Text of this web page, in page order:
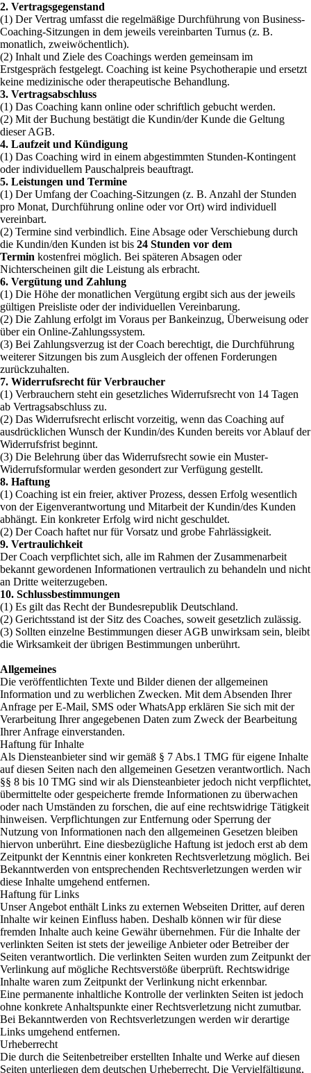
2. Vertragsgegenstand
(1) Der Vertrag umfasst die regelmäßige Durchführung von Business-
Coaching-Sitzungen in dem jeweils vereinbarten Turnus (z. B.
monatlich, zweiwöchentlich).
(2) Inhalt und Ziele des Coachings werden gemeinsam im
Erstgespräch festgelegt. Coaching ist keine Psychotherapie und ersetzt
keine medizinische oder therapeutische Behandlung.
3. Vertragsabschluss
(1) Das Coaching kann online oder schriftlich gebucht werden.
(2) Mit der Buchung bestätigt die Kundin/der Kunde die Geltung
dieser AGB.
4. Laufzeit und Kündigung
(1) Das Coaching wird in einem abgestimmten Stunden-Kontingent
oder individuellem Pauschalpreis beauftragt.
5. Leistungen und Termine
(1) Der Umfang der Coaching-Sitzungen (z. B. Anzahl der Stunden
pro Monat, Durchführung online oder vor Ort) wird individuell
vereinbart.
(2) Termine sind verbindlich. Eine Absage oder Verschiebung durch
die Kundin/den Kunden ist bis 24 Stunden vor dem
Termin kostenfrei möglich. Bei späteren Absagen oder
Nichterscheinen gilt die Leistung als erbracht.
6. Vergütung und Zahlung
(1) Die Höhe der monatlichen Vergütung ergibt sich aus der jeweils
gültigen Preisliste oder der individuellen Vereinbarung.
(2) Die Zahlung erfolgt im Voraus per Bankeinzug, Überweisung oder
über ein Online-Zahlungssystem.
(3) Bei Zahlungsverzug ist der Coach berechtigt, die Durchführung
weiterer Sitzungen bis zum Ausgleich der offenen Forderungen
zurückzuhalten.
7. Widerrufsrecht für Verbraucher
(1) Verbrauchern steht ein gesetzliches Widerrufsrecht von 14 Tagen
ab Vertragsabschluss zu.
(2) Das Widerrufsrecht erlischt vorzeitig, wenn das Coaching auf
ausdrücklichen Wunsch der Kundin/des Kunden bereits vor Ablauf der
Widerrufsfrist beginnt.
(3) Die Belehrung über das Widerrufsrecht sowie ein Muster-
Widerrufsformular werden gesondert zur Verfügung gestellt.
8. Haftung
(1) Coaching ist ein freier, aktiver Prozess, dessen Erfolg wesentlich
von der Eigenverantwortung und Mitarbeit der Kundin/des Kunden
abhängt. Ein konkreter Erfolg wird nicht geschuldet.
(2) Der Coach haftet nur für Vorsatz und grobe Fahrlässigkeit.
9. Vertraulichkeit
Der Coach verpflichtet sich, alle im Rahmen der Zusammenarbeit
bekannt gewordenen Informationen vertraulich zu behandeln und nicht
an Dritte weiterzugeben.
10. Schlussbestimmungen
(1) Es gilt das Recht der Bundesrepublik Deutschland.
(2) Gerichtsstand ist der Sitz des Coaches, soweit gesetzlich zulässig.
(3) Sollten einzelne Bestimmungen dieser AGB unwirksam sein, bleibt
die Wirksamkeit der übrigen Bestimmungen unberührt.
Allgemeines
Die veröffentlichten Texte und Bilder dienen der allgemeinen
Information und zu werblichen Zwecken. Mit dem Absenden Ihrer
Anfrage per E-Mail, SMS oder WhatsApp erklären Sie sich mit der
Verarbeitung Ihrer angegebenen Daten zum Zweck der Bearbeitung
Ihrer Anfrage einverstanden.
Haftung für Inhalte
Als Diensteanbieter sind wir gemäß § 7 Abs.1 TMG für eigene Inhalte
auf diesen Seiten nach den allgemeinen Gesetzen verantwortlich. Nach
§§ 8 bis 10 TMG sind wir als Diensteanbieter jedoch nicht verpflichtet,
übermittelte oder gespeicherte fremde Informationen zu überwachen
oder nach Umständen zu forschen, die auf eine rechtswidrige Tätigkeit
hinweisen. Verpflichtungen zur Entfernung oder Sperrung der
Nutzung von Informationen nach den allgemeinen Gesetzen bleiben
hiervon unberührt. Eine diesbezügliche Haftung ist jedoch erst ab dem
Zeitpunkt der Kenntnis einer konkreten Rechtsverletzung möglich. Bei
Bekanntwerden von entsprechenden Rechtsverletzungen werden wir
diese Inhalte umgehend entfernen.
Haftung für Links
Unser Angebot enthält Links zu externen Webseiten Dritter, auf deren
Inhalte wir keinen Einfluss haben. Deshalb können wir für diese
fremden Inhalte auch keine Gewähr übernehmen. Für die Inhalte der
verlinkten Seiten ist stets der jeweilige Anbieter oder Betreiber der
Seiten verantwortlich. Die verlinkten Seiten wurden zum Zeitpunkt der
Verlinkung auf mögliche Rechtsverstöße überprüft. Rechtswidrige
Inhalte waren zum Zeitpunkt der Verlinkung nicht erkennbar.
Eine permanente inhaltliche Kontrolle der verlinkten Seiten ist jedoch
ohne konkrete Anhaltspunkte einer Rechtsverletzung nicht zumutbar.
Bei Bekanntwerden von Rechtsverletzungen werden wir derartige
Links umgehend entfernen.
Urheberrecht
Die durch die Seitenbetreiber erstellten Inhalte und Werke auf diesen
Seiten unterliegen dem deutschen Urheberrecht. Die Vervielfältigung,